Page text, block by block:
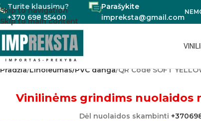
Skip to navigation
Skip to main content
Turite klausimų?
+370 698 55400
Parašykite
impreksta@gmail.com
Pradžia Linoleumas/PVC danga QR Code SOFT
Vinilinėms grindims nuolaidos
Dėl nuolaidos skambinti